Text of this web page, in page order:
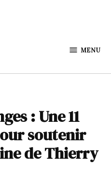
MENU
: Une 11
soutenir
de Thierry